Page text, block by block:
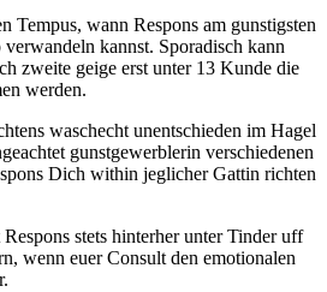
Tempus, wann Respons am gunstigsten
kannst. Sporadisch kann
zweite geige erst unter 13 Kunde die
werden.
waschecht unentschieden im Hagel
gunstgewerblerin verschiedenen
Dich within jeglicher Gattin richten
stets hinterher unter Tinder uff
wenn euer Consult den emotionalen